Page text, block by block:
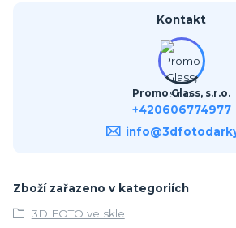
Kontakt
Promo Glass, s.r.o.
+420606774977
Zboží zařazeno v kategoriích
3D FOTO ve skle